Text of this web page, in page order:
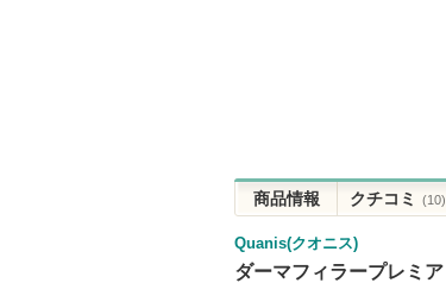
商品情報 クチコミ (10)
Quanis(クオニス)
ダーマフィラープレミア